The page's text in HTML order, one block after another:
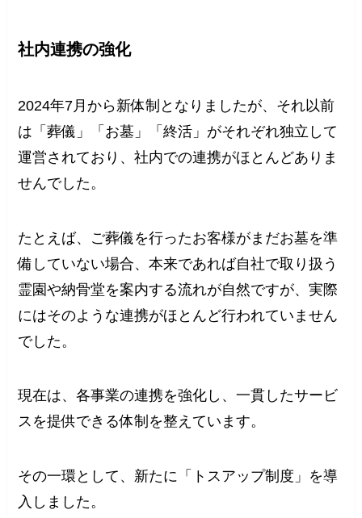
社内連携の強化
2024年7月から新体制となりましたが、それ以前
は「葬儀」「お墓」「終活」がそれぞれ独立して
運営されており、社内での連携がほとんどありま
せんでした。
たとえば、ご葬儀を行ったお客様がまだお墓を準
備していない場合、本来であれば自社で取り扱う
霊園や納骨堂を案内する流れが自然ですが、実際
にはそのような連携がほとんど行われていません
でした。
現在は、各事業の連携を強化し、一貫したサービ
スを提供できる体制を整えています。
その一環として、新たに「トスアップ制度」を導
入しました。